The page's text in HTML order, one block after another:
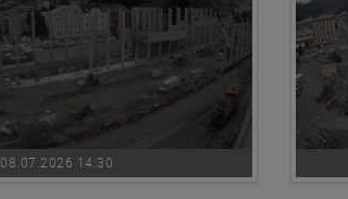
08.07.2026 14:30